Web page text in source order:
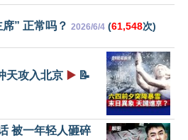
” 正常吗？ 2026/6/4 (61,548次)
天攻入北京 ▶️ 📝
被一年轻人砸碎